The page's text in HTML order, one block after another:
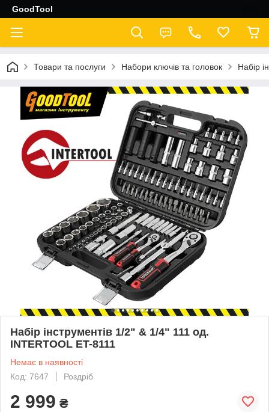
GoodTool
Товари та послуги Набори ключів та головок Набір
Набір інструментів 1/2" & 1/4" 111 од.
INTERTOOL ET-8111
Немає в наявності
Код: 7647
Роздріб
2 999 ₴